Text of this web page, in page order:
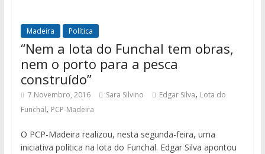
Madeira Política
“Nem a lota do Funchal tem obras,
nem o porto para a pesca
construído”
7 Novembro, 2016 Sara Silvino Edgar Silva, Lota do
Funchal, PCP-Madeira
O PCP-Madeira realizou, nesta segunda-feira, uma
iniciativa política na lota do Funchal. Edgar Silva apontou